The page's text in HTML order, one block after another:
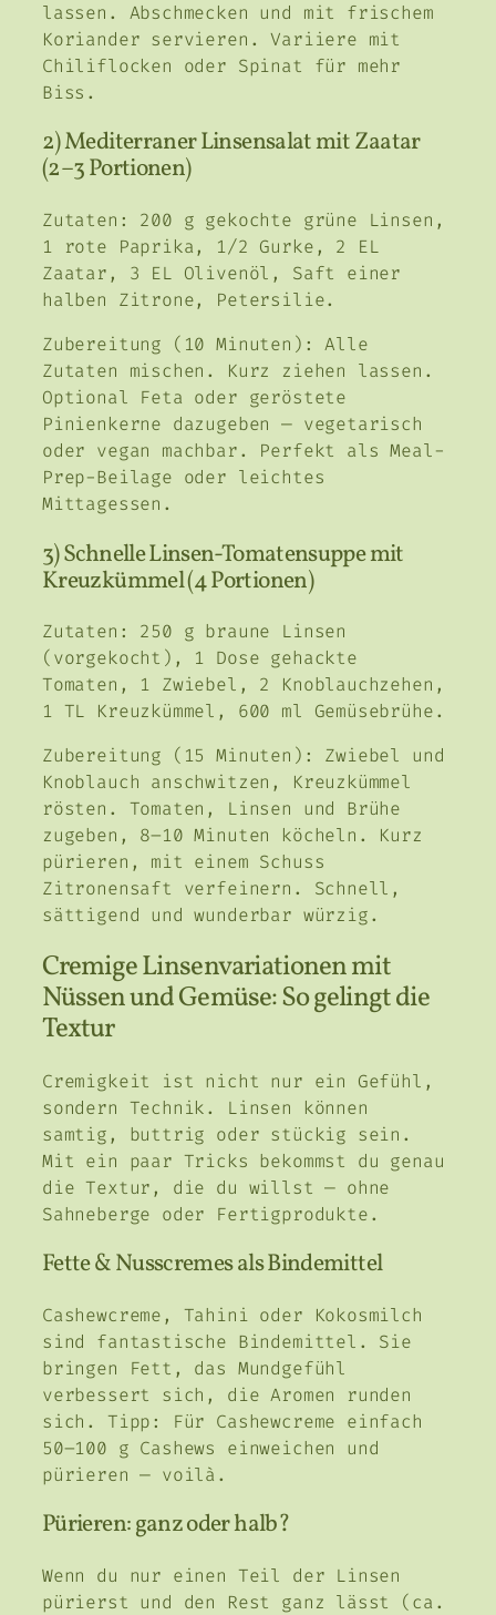
lassen. Abschmecken und mit frischem
Koriander servieren. Variiere mit
Chiliflocken oder Spinat für mehr
Biss.
2) Mediterraner Linsensalat mit Zaatar
(2–3 Portionen)
Zutaten: 200 g gekochte grüne Linsen,
1 rote Paprika, 1/2 Gurke, 2 EL
Zaatar, 3 EL Olivenöl, Saft einer
halben Zitrone, Petersilie.
Zubereitung (10 Minuten): Alle
Zutaten mischen. Kurz ziehen lassen.
Optional Feta oder geröstete
Pinienkerne dazugeben — vegetarisch
oder vegan machbar. Perfekt als Meal-
Prep-Beilage oder leichtes
Mittagessen.
3) Schnelle Linsen-Tomatensuppe mit
Kreuzkümmel (4 Portionen)
Zutaten: 250 g braune Linsen
(vorgekocht), 1 Dose gehackte
Tomaten, 1 Zwiebel, 2 Knoblauchzehen,
1 TL Kreuzkümmel, 600 ml Gemüsebrühe.
Zubereitung (15 Minuten): Zwiebel und
Knoblauch anschwitzen, Kreuzkümmel
rösten. Tomaten, Linsen und Brühe
zugeben, 8–10 Minuten köcheln. Kurz
pürieren, mit einem Schuss
Zitronensaft verfeinern. Schnell,
sättigend und wunderbar würzig.
Cremige Linsenvariationen mit
Nüssen und Gemüse: So gelingt die
Textur
Cremigkeit ist nicht nur ein Gefühl,
sondern Technik. Linsen können
samtig, buttrig oder stückig sein.
Mit ein paar Tricks bekommst du genau
die Textur, die du willst — ohne
Sahneberge oder Fertigprodukte.
Fette & Nusscremes als Bindemittel
Cashewcreme, Tahini oder Kokosmilch
sind fantastische Bindemittel. Sie
bringen Fett, das Mundgefühl
verbessert sich, die Aromen runden
sich. Tipp: Für Cashewcreme einfach
50–100 g Cashews einweichen und
pürieren — voilà.
Pürieren: ganz oder halb?
Wenn du nur einen Teil der Linsen
pürierst und den Rest ganz lässt (ca.